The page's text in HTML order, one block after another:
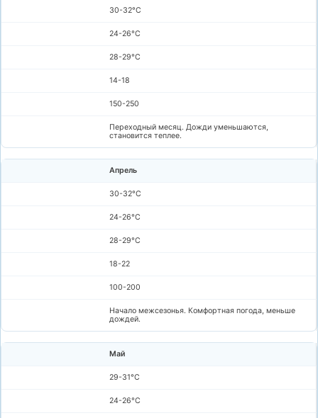
30-32°C
24-26°C
28-29°C
14-18
150-250
Переходный месяц. Дожди уменьшаются,
становится теплее.
Апрель
30-32°C
24-26°C
28-29°C
18-22
100-200
Начало межсезонья. Комфортная погода, меньше
дождей.
Май
29-31°C
24-26°C